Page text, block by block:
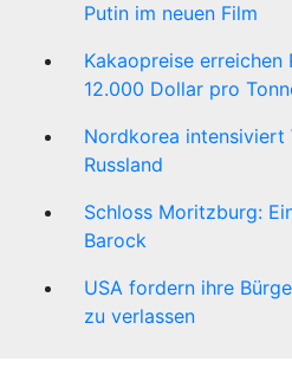
Putin im neuen Film
Kakaopreise
12.000 Dollar pro
Nordkorea intensiviert
Russland
Schloss Moritzburg:
Barock
USA fordern ihre
zu verlassen